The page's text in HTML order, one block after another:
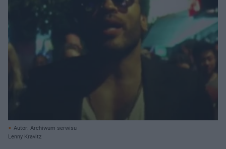
Autor: Archiwum serwisu
Lenny Kravitz